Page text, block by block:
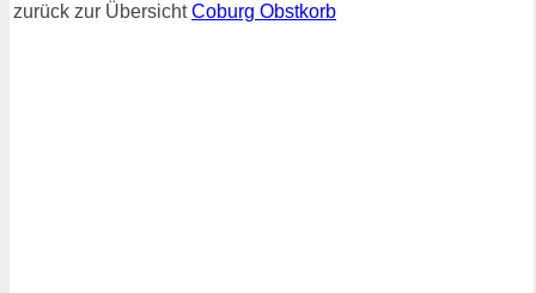
zurück zur ÜbersichtCoburg Obstkorb